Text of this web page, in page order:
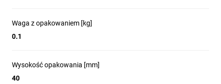
Waga z opakowaniem [kg]
0.1
Wysokość opakowania [mm]
40